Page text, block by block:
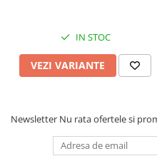
IN STOC
VEZI VARIANTE
Newsletter Nu rata ofertele si